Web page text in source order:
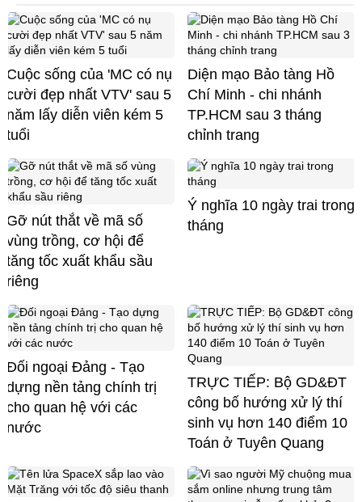
Cuộc sống của 'MC có nụ
cười đẹp nhất VTV' sau 5
năm lấy diễn viên kém 5
tuổi
Diện mạo Bảo tàng Hồ
Chí Minh - chi nhánh
TP.HCM sau 3 tháng
chỉnh trang
Gỡ nút thắt về mã số
vùng trồng, cơ hội để
tăng tốc xuất khẩu sầu
riêng
Ý nghĩa 10 ngày trai trong
tháng
Đối ngoại Đảng - Tạo
dựng nền tảng chính trị
cho quan hệ với các
nước
TRỰC TIẾP: Bộ GD&ĐT
công bố hướng xử lý thí
sinh vụ hơn 140 điểm 10
Toán ở Tuyên Quang